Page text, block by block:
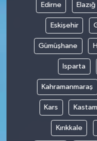
Edirne Elazığ
Eskişehir
Gümüşhane
Isparta
Kahramanmaraş
Kars
Kırıkkale